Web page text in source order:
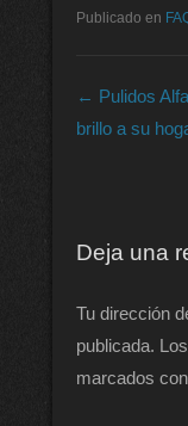
Publicado en
Navegación
← Pulidos
brillo a su
Deja una
Tu dirección
publicada.
marcados con